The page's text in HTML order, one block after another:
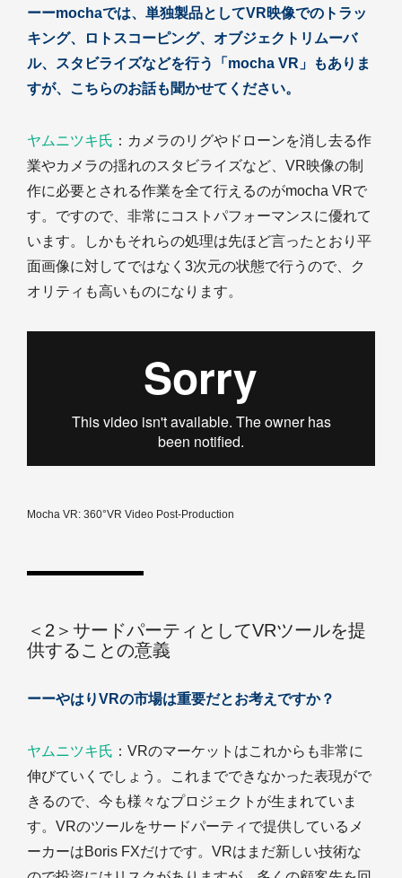
ーーmochaでは、単独製品としてVR映像でのトラッ
キング、ロトスコーピング、オブジェクトリムーバ
ル、スタビライズなどを行う「mocha VR」もありま
すが、こちらのお話も聞かせてください。
ヤムニツキ氏 ：カメラのリグやドローンを消し去る作
業やカメラの揺れのスタビライズなど、VR映像の制
作に必要とされる作業を全て行えるのがmocha VRで
す。ですので、非常にコストパフォーマンスに優れて
います。しかもそれらの処理は先ほど言ったとおり平
面画像に対してではなく3次元の状態で行うので、ク
オリティも高いものになります。
Mocha VR: 360°VR Video Post-Production
＜2＞サードパーティとしてVRツールを提
供することの意義
ーーやはりVRの市場は重要だとお考えですか？
ヤムニツキ氏 ：VRのマーケットはこれからも非常に
伸びていくでしょう。これまでできなかった表現がで
きるので、今も様々なプロジェクトが生まれていま
す。VRのツールをサードパーティで提供しているメ
ーカーはBoris FXだけです。VRはまだ新しい技術な